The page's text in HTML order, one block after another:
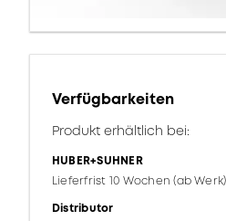
Verfügbarkeiten
Produkt erhältlich bei:
HUBER+SUHNER
Lieferfrist 10 Wochen (ab Werk)
Distributor